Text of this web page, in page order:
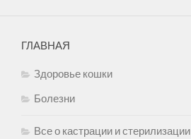
ГЛАВНАЯ
Здоровье кошки
Болезни
Все о кастрации и стерилизации